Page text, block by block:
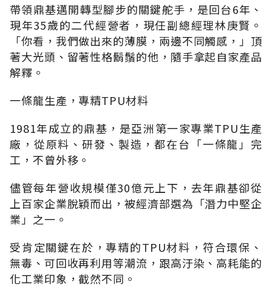
帶領鼎基邁開轉型腳步的關鍵舵手，是回台6年、
現年35歲的二代經營者，現任副總經理林庚賢。
「你看，我們做出來的薄膜，兩邊不同觸感，」頂
著大光頭、留著性格鬍鬚的他，隨手拿起自家產品
解釋。
一條龍生產，專精TPU材料
1981年成立的鼎基，是亞洲第一家專業TPU生產
廠，從原料、研發、製造，都在台「一條龍」完
工，不曾外移。
儘管每年營收規模僅30億元上下，去年鼎基卻從
上百家企業脫穎而出，被經濟部選為「潛力中堅企
業」之一。
受肯定關鍵在於，專精的TPU材料，符合環保、
無毒、可回收再利用等潮流，跟高汙染、高耗能的
化工業印象，截然不同。